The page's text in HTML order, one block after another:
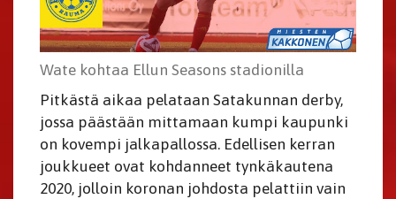
Wate kohtaa Ellun Seasons stadionilla
Pitkästä aikaa pelataan Satakunnan derby,
jossa päästään mittamaan kumpi kaupunki
on kovempi jalkapallossa. Edellisen kerran
joukkueet ovat kohdanneet tynkäkautena
2020, jolloin koronan johdosta pelattiin vain